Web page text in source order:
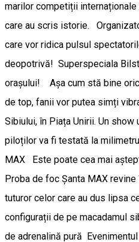
marilor competiții
care au scris istorie.
care vor ridica pulsul
deopotrivă! ​Superspeciala
orașului! Așa cum stă bine
de top, fanii vor putea simți
Sibiului, în Piața Unirii. Un show
piloților va fi testată la
MAX Este poate cea mai
Proba de foc Șanta MAX
tuturor celor care au dus lipsa
configurații de pe macadamul
de adrenalină pură